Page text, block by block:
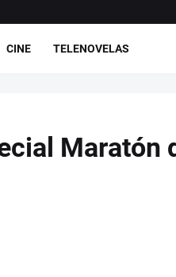
CINE TELENOVELAS
Maratón